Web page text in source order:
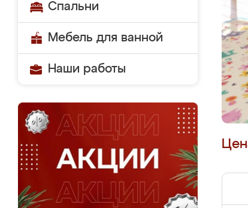
Спальни
Мебель для ванной
Наши работы